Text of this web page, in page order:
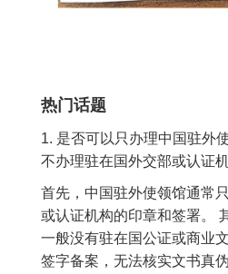
热门话题
1. 是否可以只办理中国驻外
不办理驻在国外交部或认证
首先，中国驻外使领馆通常
或认证机构的印章和签署。
一般没有驻在国公证或商业
签字备案，无法核实文书真